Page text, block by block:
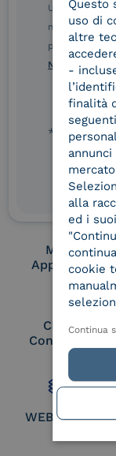
UNI EN ISO
UNI EN ISO
Membro
Approved
Cloud
Consortium
WEBUILD
Ulteriori
nelle Norme di
presente
Norme di
* campo
Questo
uso di
altre
-
finalità
alla
ed i
cookie
Continua